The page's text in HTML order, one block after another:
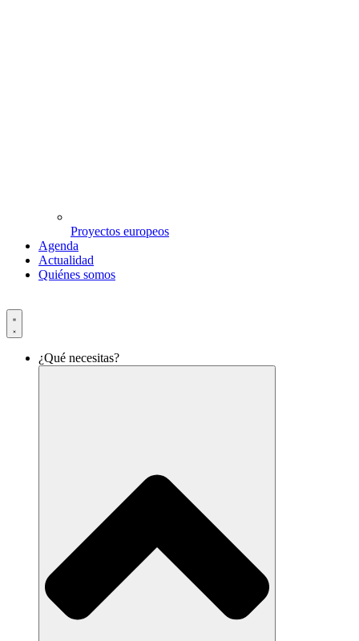
Proyectos europeos
Agenda
Actualidad
Quiénes somos
¿Qué necesitas?